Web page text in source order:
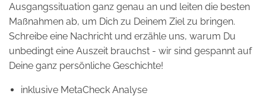
Ausgangssituation ganz genau an und leiten die besten
Maßnahmen ab, um Dich zu Deinem Ziel zu bringen.
Schreibe eine Nachricht und erzähle uns, warum Du
unbedingt eine Auszeit brauchst - wir sind gespannt auf
Deine ganz persönliche Geschichte!
inklusive MetaCheck Analyse